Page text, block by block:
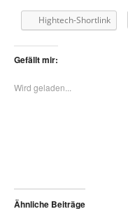
Hightech-Shortlink
Gefällt mir:
Wird geladen...
Ähnliche Beiträge